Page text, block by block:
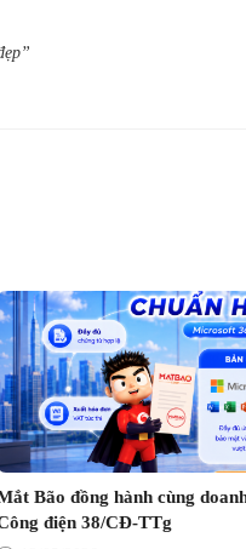
Bão đồng hành cùng
điện 38/CĐ-TTg